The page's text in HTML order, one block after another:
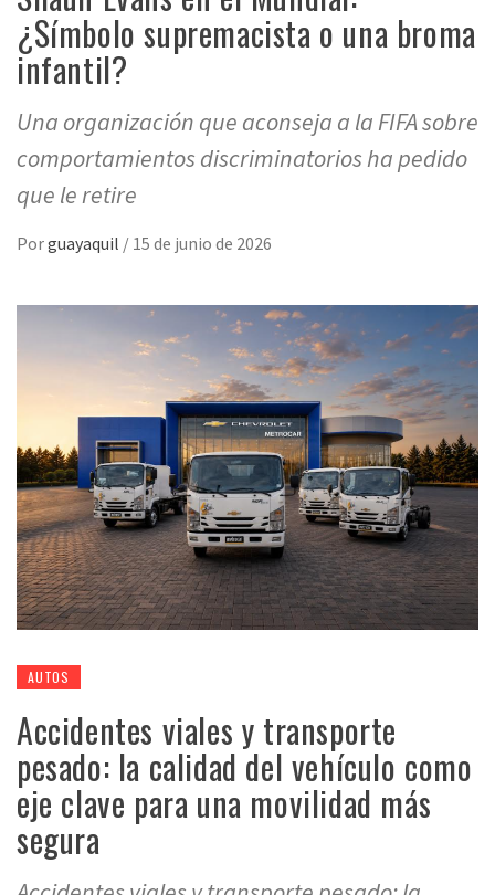
¿Símbolo supremacista o una broma
infantil?
Una organización que aconseja a la FIFA sobre
comportamientos discriminatorios ha pedido
que le retire
Porguayaquil / 15 de junio de 2026
AUTOS
Accidentes viales y transporte
pesado: la calidad del vehículo como
eje clave para una movilidad más
segura